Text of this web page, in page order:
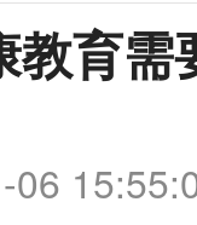
教育
06